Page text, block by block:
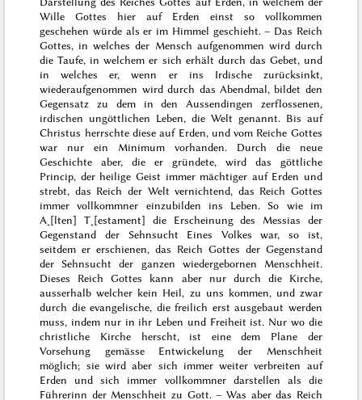
Wille Gottes hier auf Erden einst so vollkommen
geschehen würde als er im Himmel geschieht. – Das Reich
Gottes, in welches der Mensch aufgenommen wird durch
die Taufe, in welchem er sich erhält durch das Gebet, und
in welches er, wenn er ins Irdische zurücksinkt,
wiederaufgenommen wird durch das Abendmal, bildet den
Gegensatz zu dem in den Aussendingen zerflossenen,
irdischen ungöttlichen Leben, die Welt genannt. Bis auf
Christus herrschte diese auf Erden, und vom Reiche Gottes
war nur ein Minimum vorhanden. Durch die neue
Geschichte aber, die er gründete, wird das göttliche
Princip, der heilige Geist immer mächtiger auf Erden und
strebt, das Reich der Welt vernichtend, das Reich Gottes
immer vollkommner einzubilden ins Leben. So wie im
A˖[lten] T˖[estament] die Erscheinung des Messias der
Gegenstand der Sehnsucht Eines Volkes war, so ist,
seitdem er erschienen, das Reich Gottes der Gegenstand
der Sehnsucht der ganzen wiedergebornen Menschheit.
Dieses Reich Gottes kann aber nur durch die Kirche,
ausserhalb welcher kein Heil, zu uns kommen, und zwar
durch die evangelische, die freilich erst ausgebaut werden
muss, indem nur in ihr Leben und Freiheit ist. Nur wo die
christliche Kirche herscht, ist eine dem Plane der
Vorsehung gemässe Entwickelung der Menschheit
möglich; sie wird aber sich immer weiter verbreiten auf
Erden und sich immer vollkommner darstellen als die
Führerinn der Menschheit zu Gott. – Was aber das Reich